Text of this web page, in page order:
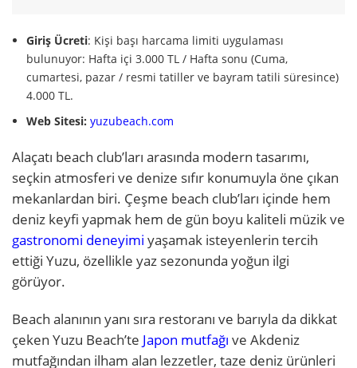
Giriş Ücreti: Kişi başı harcama limiti uygulaması
bulunuyor: Hafta içi 3.000 TL / Hafta sonu (Cuma,
cumartesi, pazar / resmi tatiller ve bayram tatili süresince)
4.000 TL.
Web Sitesi: yuzubeach.com
Alaçatı beach club’ları arasında modern tasarımı,
seçkin atmosferi ve denize sıfır konumuyla öne çıkan
mekanlardan biri. Çeşme beach club’ları içinde hem
deniz keyfi yapmak hem de gün boyu kaliteli müzik ve
gastronomi deneyimi yaşamak isteyenlerin tercih
ettiği Yuzu, özellikle yaz sezonunda yoğun ilgi
görüyor.
Beach alanının yanı sıra restoranı ve barıyla da dikkat
çeken Yuzu Beach’te Japon mutfağı ve Akdeniz
mutfağından ilham alan lezzetler, taze deniz ürünleri